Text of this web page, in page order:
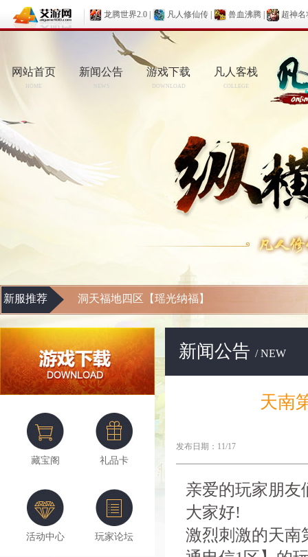
龙腾世界2.0 凡人修仙传 兽血沸腾 超神名
网站首页
HOME
新闻公告
NEWS
游戏下载
DOWNLOAD
凡人客栈
COLLEGE
新服推荐 洞天福地四区【瑶光纳福】
藏宝阁 礼品卡
活动中心 玩家论坛
新闻公告 / NEW
天南
发布日期：11/17
亲爱的玩家朋友
大家好!
激烈刺激的天南